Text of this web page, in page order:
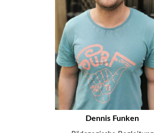
Dennis Funken